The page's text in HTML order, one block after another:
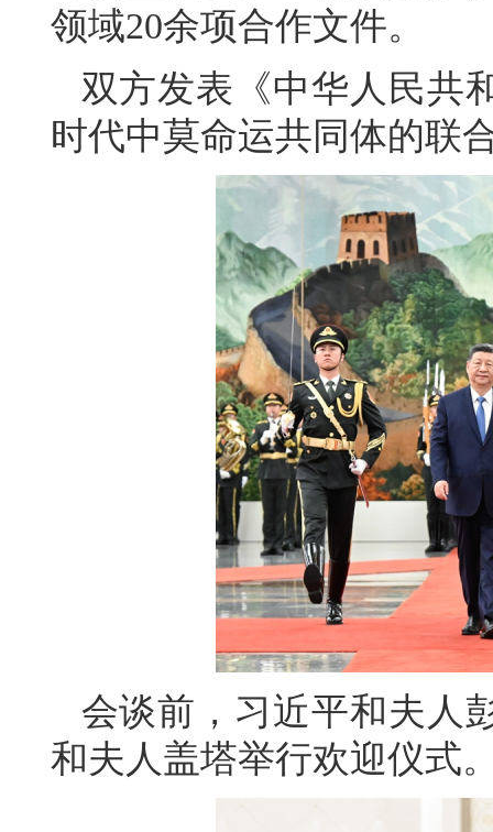
领域20余项合作文件。
双方发表《中华人民共
时代中莫命运共同体的联
会谈前，习近平和夫人
和夫人盖塔举行欢迎仪式